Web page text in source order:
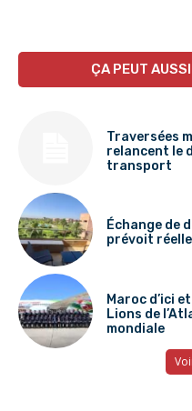
ÇA PEUT
Traversées
relancent le
transport
Échange de
prévoit
Maroc d’ici
Lions de
mondiale